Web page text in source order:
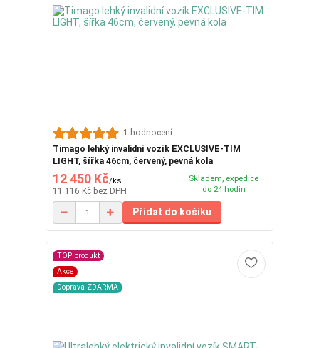
1 hodnocení
Timago lehký invalidní vozík EXCLUSIVE-TIM
LIGHT, šířka 46cm, červený, pevná kola
12 450 Kč/ks
11 116 Kč bez DPH
Skladem, expedice
do 24 hodin
Přidat do košíku
TOP produkt
Akce
Doprava ZDARMA